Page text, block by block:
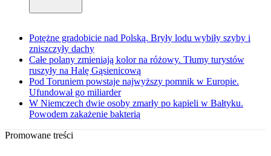
Potężne gradobicie nad Polską. Bryły lodu wybiły szyby i
zniszczyły dachy
Całe polany zmieniają kolor na różowy. Tłumy turystów
ruszyły na Halę Gąsienicową
Pod Toruniem powstaje najwyższy pomnik w Europie.
Ufundował go miliarder
W Niemczech dwie osoby zmarły po kąpieli w Bałtyku.
Powodem zakażenie bakterią
Promowane treści